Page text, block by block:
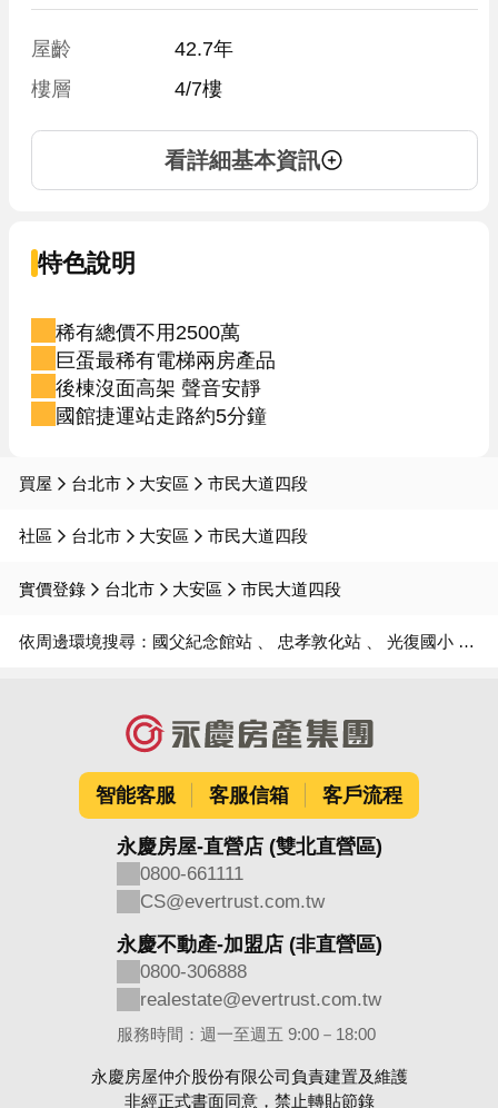
屋齡
42.7年
樓層
4/7樓
看詳細基本資訊
特色說明
稀有總價不用2500萬
巨蛋最稀有電梯兩房產品
後棟沒面高架 聲音安靜
國館捷運站走路約5分鐘
買屋 台北市 大安區 市民大道四段
社區 台北市 大安區 市民大道四段
實價登錄 台北市 大安區 市民大道四段
依周邊環境搜尋： 國父紀念館站 忠孝敦化站 光復國小
智能客服 客服信箱 客戶流程
永慶房屋-直營店 (雙北直營區)
0800-661111
CS@evertrust.com.tw
永慶不動產-加盟店 (非直營區)
0800-306888
realestate@evertrust.com.tw
服務時間：週一至週五 9:00－18:00
永慶房屋仲介股份有限公司負責建置及維護
非經正式書面同意，禁止轉貼節錄